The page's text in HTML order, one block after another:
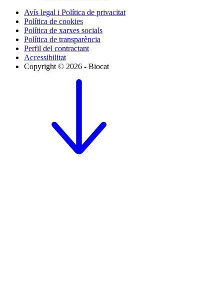
Avís legal i Política de privacitat
Política de cookies
Política de xarxes socials
Política de transparència
Perfil del contractant
Accessibilitat
Copyright © 2026 - Biocat